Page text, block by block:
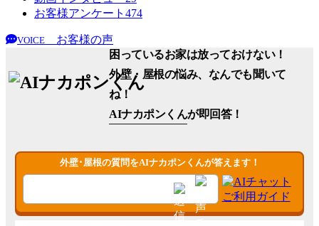
お客様アンケート 474
VOICE
お客様の声
困っているお家は放っておけない！
外壁・屋根の悩み、なんでも聞いて
ね！
AIナカポンくんが即回答！
外壁･屋根の質問をAIナカポンくんが答えます！